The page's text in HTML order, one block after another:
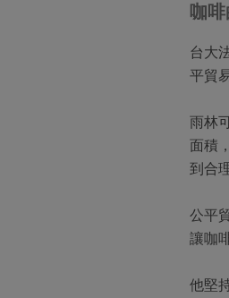
咖
台大
平貿
雨林
面積
到合
公平
讓咖
他堅